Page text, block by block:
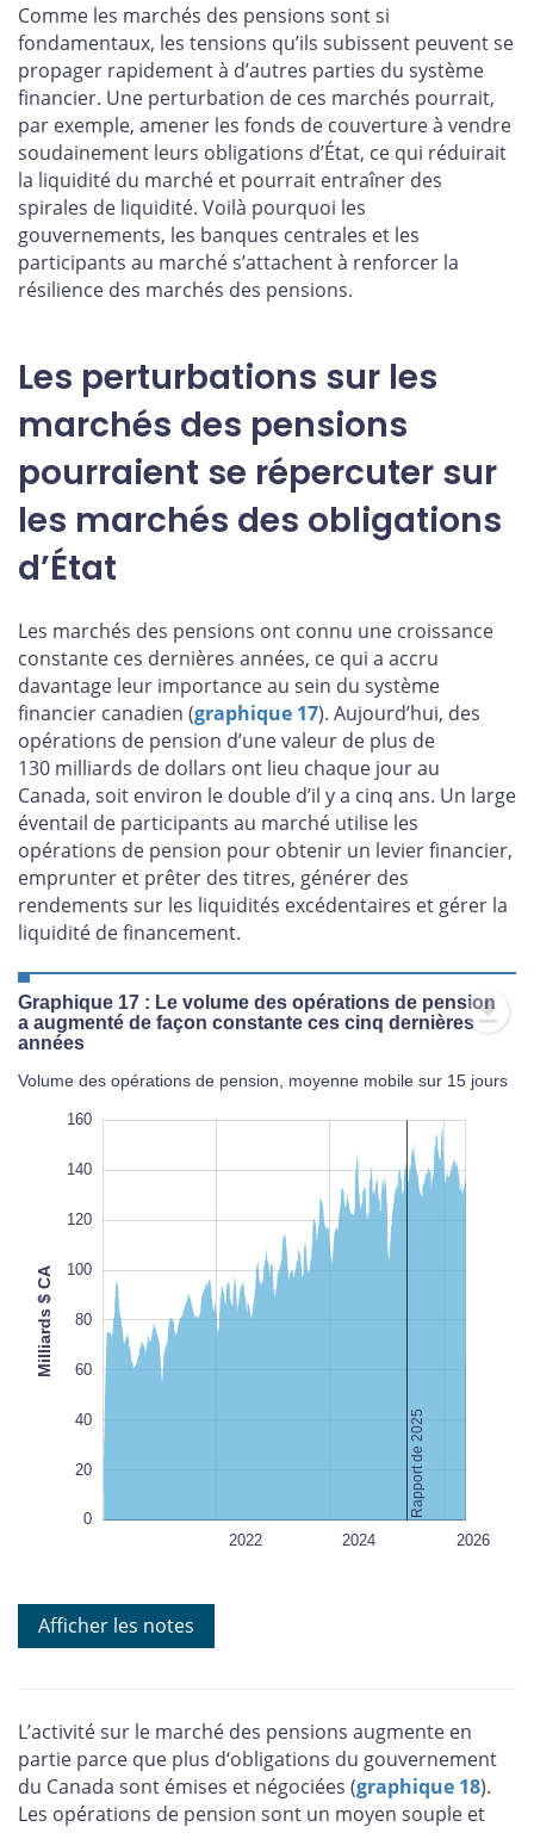
Comme les marchés des pensions sont si
fondamentaux, les tensions qu’ils subissent peuvent se
propager rapidement à d’autres parties du système
financier. Une perturbation de ces marchés pourrait,
par exemple, amener les fonds de couverture à vendre
soudainement leurs obligations d’État, ce qui réduirait
la liquidité du marché et pourrait entraîner des
spirales de liquidité. Voilà pourquoi les
gouvernements, les banques centrales et les
participants au marché s’attachent à renforcer la
résilience des marchés des pensions.
Les perturbations sur les
marchés des pensions
pourraient se répercuter sur
les marchés des obligations
d’État
Les marchés des pensions ont connu une croissance
constante ces dernières années, ce qui a accru
davantage leur importance au sein du système
financier canadien (graphique 17). Aujourd’hui, des
opérations de pension d’une valeur de plus de
130 milliards de dollars ont lieu chaque jour au
Canada, soit environ le double d’il y a cinq ans. Un large
éventail de participants au marché utilise les
opérations de pension pour obtenir un levier financier,
emprunter et prêter des titres, générer des
rendements sur les liquidités excédentaires et gérer la
liquidité de financement.
Graphique 17 : Le volume des opérations de pension
a augmenté de façon constante ces cinq dernières
années
Volume des opérations de pension, moyenne mobile sur 15 jours
Milliards $ CA 100
160
140
120
100
80
60
40
20
0
Rapport de 2025
2022 2024 2026
Sources : Organisme canadien de réglementation des
investissements et calculs de la Banque du Canada
Afficher les notes
L’activité sur le marché des pensions augmente en
partie parce que plus d‘obligations du gouvernement
du Canada sont émises et négociées (graphique 18).
Les opérations de pension sont un moyen souple et